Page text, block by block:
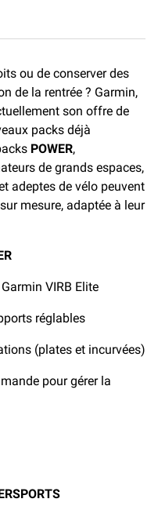
ou de conserver des
de la rentrée ? Garmin,
son offre de
packs déjà
POWER,
de grands espaces,
adeptes de vélo peuvent
mesure, adaptée à leur
VIRB Elite
réglables
(plates et incurvées)
pour gérer la